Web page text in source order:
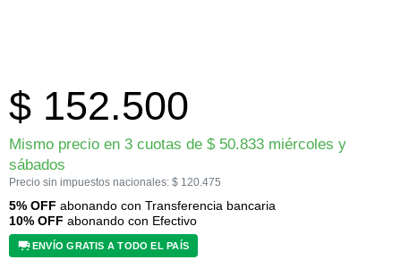
$ 152.500
Mismo precio en 3 cuotas de $50.833 miércoles y
sábados
Precio sin impuestos nacionales: $ 120.475
5% OFF abonando con Transferencia bancaria
10% OFF abonando con Efectivo
ENVÍO GRATIS A TODO EL PAÍS